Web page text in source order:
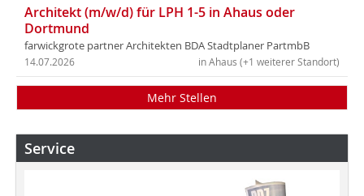
Architekt (m/w/d) für LPH 1-5 in Ahaus oder
Dortmund
farwickgrote partner Architekten BDA Stadtplaner PartmbB
in Ahaus (+1 weiterer Standort)
14.07.2026
Mehr Stellen
Service